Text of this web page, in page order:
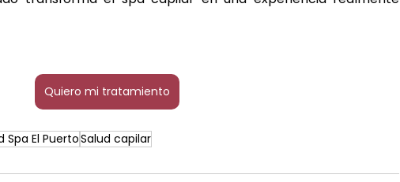
Quiero mi tratamiento
Spa El PuertoSalud capilar